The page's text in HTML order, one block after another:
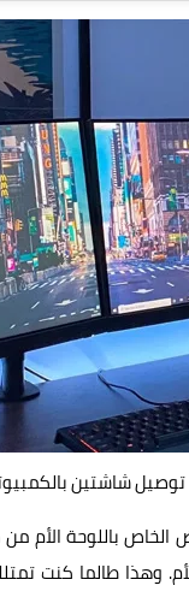
توصيل شاشتين
وهذا طالما كنت